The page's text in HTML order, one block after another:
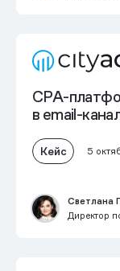
CPA-
в email-
Кейс 5
Светлана
Директор